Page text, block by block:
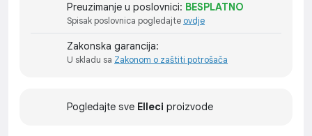
Preuzimanje u poslovnici: BESPLATNO
Spisak poslovnica pogledajte ovdje
Zakonska garancija:
U skladu sa Zakonom o zaštiti potrošača
Pogledajte sve Elleci proizvode